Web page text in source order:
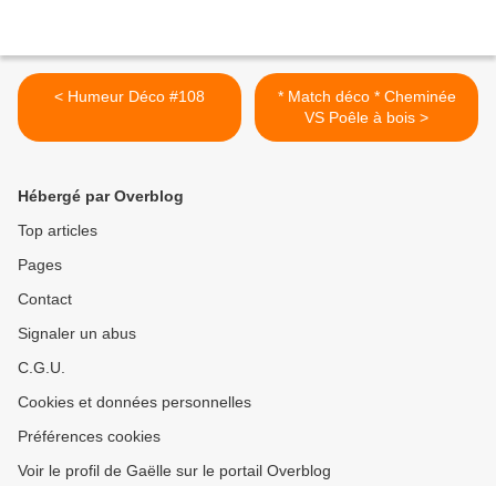
< Humeur Déco #108
* Match déco * Cheminée
VS Poêle à bois >
Hébergé par Overblog
Top articles
Pages
Contact
Signaler un abus
C.G.U.
Cookies et données personnelles
Préférences cookies
Voir le profil de Gaëlle sur le portail Overblog